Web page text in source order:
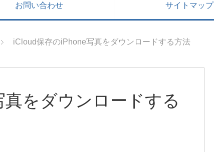
お問い合わせ サイトマップ
iCloud保存のiPhone写真をダウンロードする方法
をダウンロードする